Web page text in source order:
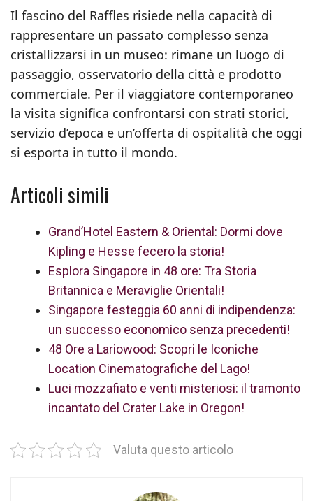
Il fascino del Raffles risiede nella capacità di
rappresentare un passato complesso senza
cristallizzarsi in un museo: rimane un luogo di
passaggio, osservatorio della città e prodotto
commerciale. Per il viaggiatore contemporaneo
la visita significa confrontarsi con strati storici,
servizio d’epoca e un’offerta di ospitalità che oggi
si esporta in tutto il mondo.
Articoli simili
Grand’Hotel Eastern & Oriental: Dormi dove
Kipling e Hesse fecero la storia!
Esplora Singapore in 48 ore: Tra Storia
Britannica e Meraviglie Orientali!
Singapore festeggia 60 anni di indipendenza:
un successo economico senza precedenti!
48 Ore a Lariowood: Scopri le Iconiche
Location Cinematografiche del Lago!
Luci mozzafiato e venti misteriosi: il tramonto
incantato del Crater Lake in Oregon!
Valuta questo articolo